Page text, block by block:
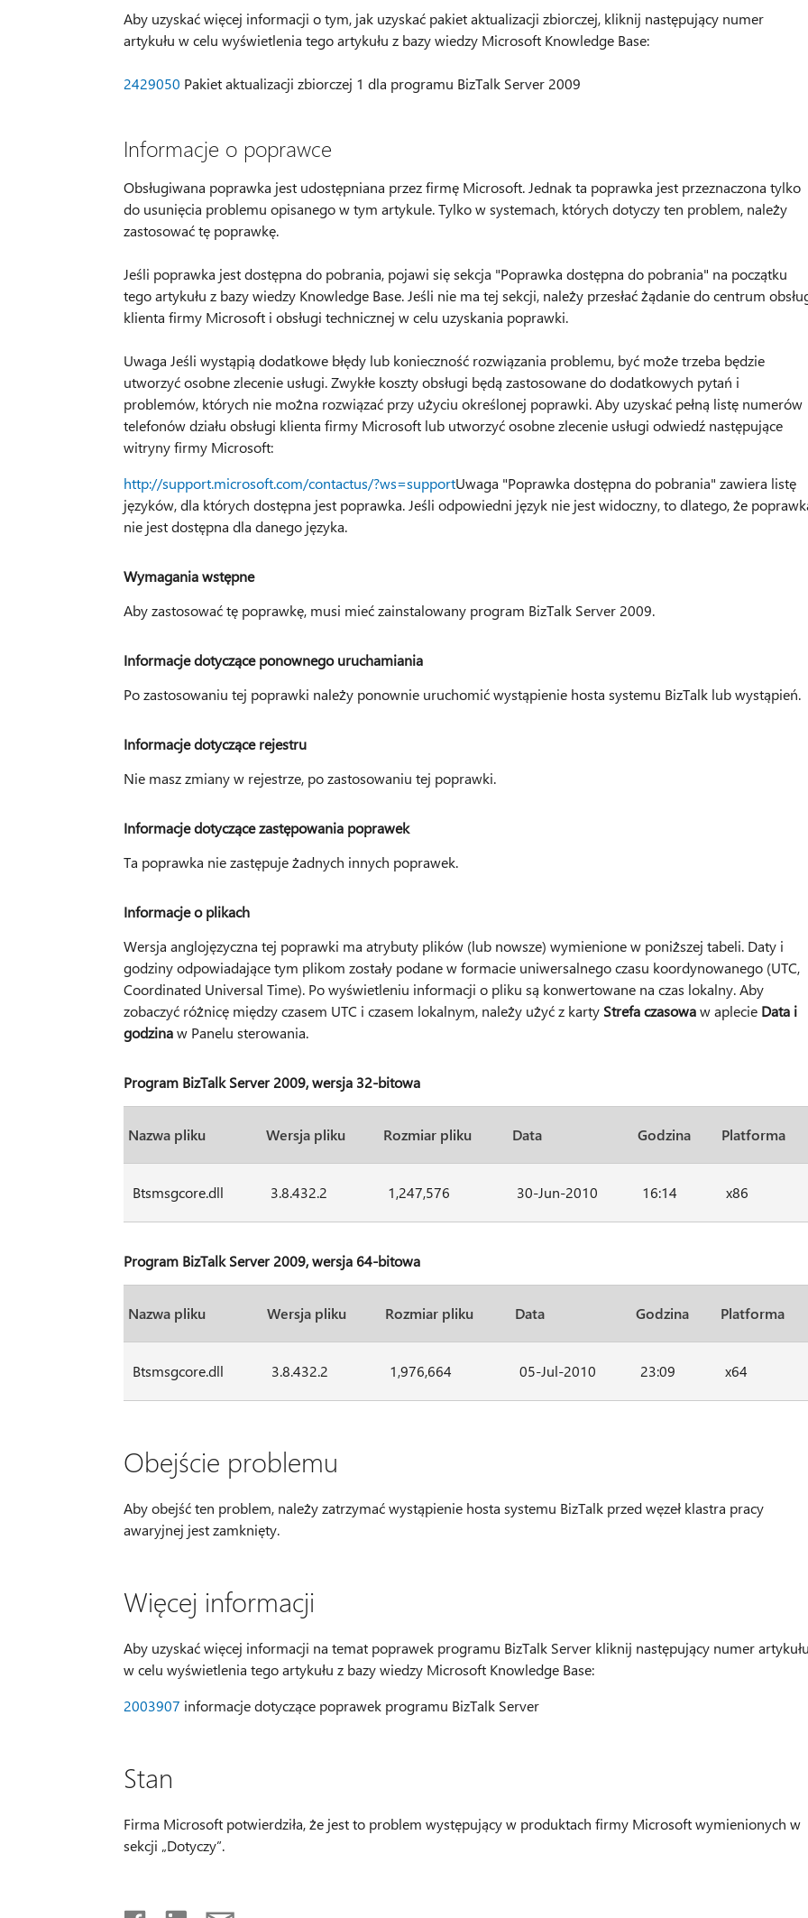
Aby uzyskać więcej informacji o tym, jak uzyskać pakiet aktualizacji zbiorczej, kliknij następujący numer
artykułu w celu wyświetlenia tego artykułu z bazy wiedzy Microsoft Knowledge Base:
2429050 Pakiet aktualizacji zbiorczej 1 dla programu BizTalk Server 2009
Informacje o poprawce
Obsługiwana poprawka jest udostępniana przez firmę Microsoft. Jednak ta poprawka jest przeznaczona tylko
do usunięcia problemu opisanego w tym artykule. Tylko w systemach, których dotyczy ten problem, należy
zastosować tę poprawkę.
Jeśli poprawka jest dostępna do pobrania, pojawi się sekcja "Poprawka dostępna do pobrania" na początku
tego artykułu z bazy wiedzy Knowledge Base. Jeśli nie ma tej sekcji, należy przesłać żądanie do centrum
klienta firmy Microsoft i obsługi technicznej w celu uzyskania poprawki.
Uwaga Jeśli wystąpią dodatkowe błędy lub konieczność rozwiązania problemu, być może trzeba będzie
utworzyć osobne zlecenie usługi. Zwykłe koszty obsługi będą zastosowane do dodatkowych pytań i
problemów, których nie można rozwiązać przy użyciu określonej poprawki. Aby uzyskać pełną listę numerów
telefonów działu obsługi klienta firmy Microsoft lub utworzyć osobne zlecenie usługi odwiedź następujące
witryny firmy Microsoft:
http://support.microsoft.com/contactus/?ws=supportUwaga "Poprawka dostępna do pobrania" zawiera listę
języków, dla których dostępna jest poprawka. Jeśli odpowiedni język nie jest widoczny, to dlatego, że
nie jest dostępna dla danego języka.
Wymagania wstępne
Aby zastosować tę poprawkę, musi mieć zainstalowany program BizTalk Server 2009.
Informacje dotyczące ponownego uruchamiania
Po zastosowaniu tej poprawki należy ponownie uruchomić wystąpienie hosta systemu BizTalk lub wystąpień.
Informacje dotyczące rejestru
Nie masz zmiany w rejestrze, po zastosowaniu tej poprawki.
Informacje dotyczące zastępowania poprawek
Ta poprawka nie zastępuje żadnych innych poprawek.
Informacje o plikach
Wersja anglojęzyczna tej poprawki ma atrybuty plików (lub nowsze) wymienione w poniższej tabeli. Daty i
godziny odpowiadające tym plikom zostały podane w formacie uniwersalnego czasu koordynowanego (UTC,
Coordinated Universal Time). Po wyświetleniu informacji o pliku są konwertowane na czas lokalny. Aby
zobaczyć różnicę między czasem UTC i czasem lokalnym, należy użyć z karty Strefa czasowaw aplecie Data i
godzinaw Panelu sterowania.
Program BizTalk Server 2009, wersja 32-bitowa
Nazwa pliku Wersja pliku Rozmiar pliku Data Godzina Platforma
Btsmsgcore.dll 3.8.432.2 1,247,576 30-Jun-2010 16:14 x86
Program BizTalk Server 2009, wersja 64-bitowa
Nazwa pliku Wersja pliku Rozmiar pliku Data Godzina Platforma
Btsmsgcore.dll 3.8.432.2 1,976,664 05-Jul-2010 23:09 x64
Obejście problemu
Aby obejść ten problem, należy zatrzymać wystąpienie hosta systemu BizTalk przed węzeł klastra pracy
awaryjnej jest zamknięty.
Więcej informacji
Aby uzyskać więcej informacji na temat poprawek programu BizTalk Server kliknij następujący numer
w celu wyświetlenia tego artykułu z bazy wiedzy Microsoft Knowledge Base:
2003907 informacje dotyczące poprawek programu BizTalk Server
Stan
Firma Microsoft potwierdziła, że jest to problem występujący w produktach firmy Microsoft wymienionych w
sekcji „Dotyczy”.